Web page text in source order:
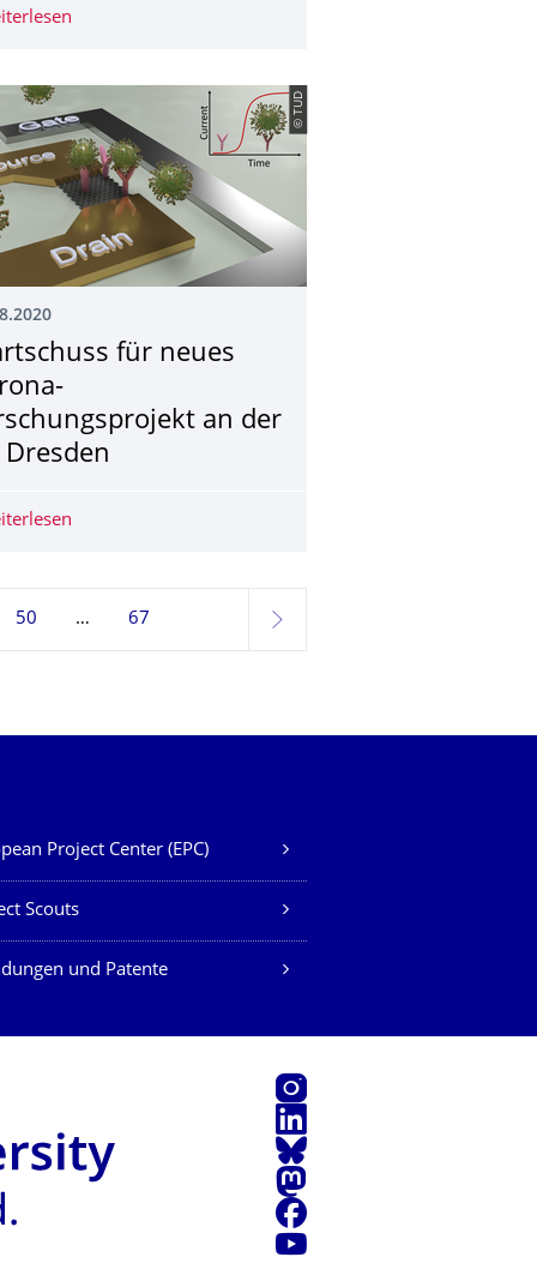
- Klimawandelanpassung in Mittelgebirgsregionen
Hoyerswerda
© TUD
für neues
an der
Dresden
50 67
weiter
Project Center (EPC)
Scouts
und Patente
Instagram
LinkedIn
Bluesky
Mastodon
Facebook
Youtube